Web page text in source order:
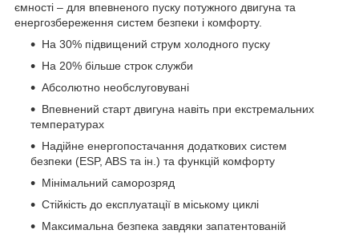
ємності – для впевненого пуску потужного двигуна та
енергозбереження систем безпеки і комфорту.
На 30% підвищений струм холодного пуску
На 20% більше строк служби
Абсолютно необслуговувані
Впевнений старт двигуна навіть при екстремальних
температурах
Надійне енергопостачання додаткових систем
безпеки (ESP, ABS та ін.) та функцій комфорту
Мінімальний саморозряд
Стійкість до експлуатації в міському циклі
Максимальна безпека завдяки запатентованій